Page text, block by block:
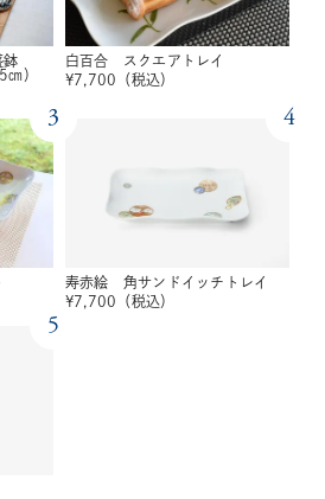
鉢
㎝）
白百合 スクエアトレイ
¥7,700 （税込）
3 4
寿赤絵 角サンドイッチトレイ
¥7,700 （税込）
5